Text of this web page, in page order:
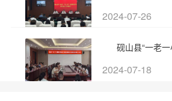
2024-07-26
砚山县“一老
2024-07-18